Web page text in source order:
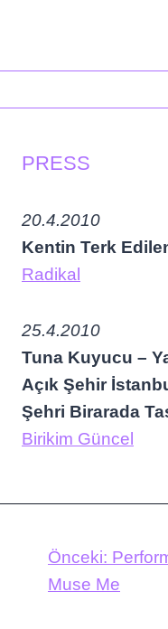
PRESS
20.4.2010
Kentin Terk
Radikal
25.4.2010
Tuna Kuyucu –
Açık Şehir
Şehri Birarada
Birikim Güncel
Önceki:
Muse Me